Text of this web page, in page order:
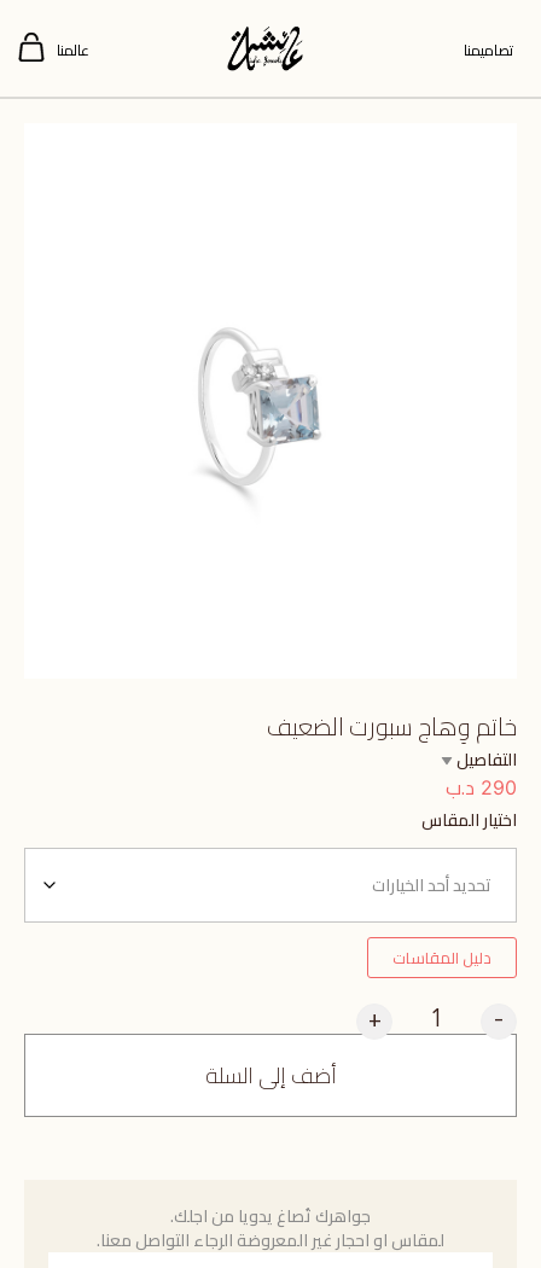
تصاميمنا عالمنا
خاتم وِهاج سبورت الضعيف
التفاصيل
290 د.ب
اختيار المقاس
دليل المقاسات
-
+
أضف إلى السلة
جواهرك تُصاغ يدويا من اجلك.
لمقاس او احجار غير المعروضة الرجاء التواصل معنا.